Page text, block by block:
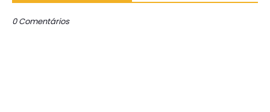
0 Comentários